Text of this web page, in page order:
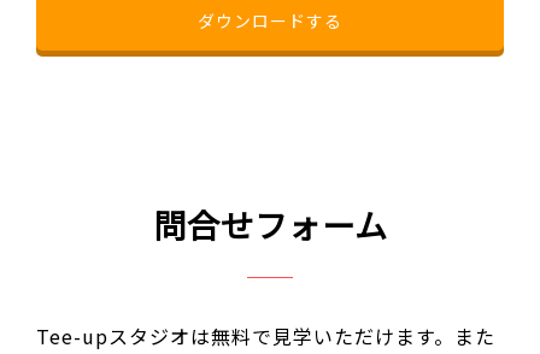
ダウンロードする
問合せフォーム
Tee-upスタジオは無料で見学いただけます。また